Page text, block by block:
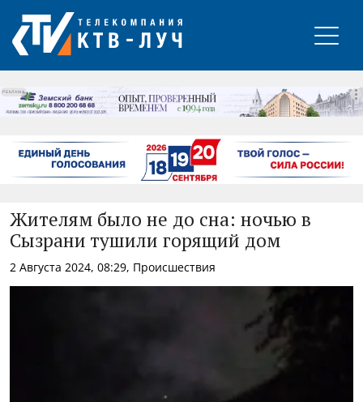
РЕКЛАМА
Жителям было не до сна: ночью в
Сызрани тушили горящий дом
2 Августа 2024, 08:29, Происшествия